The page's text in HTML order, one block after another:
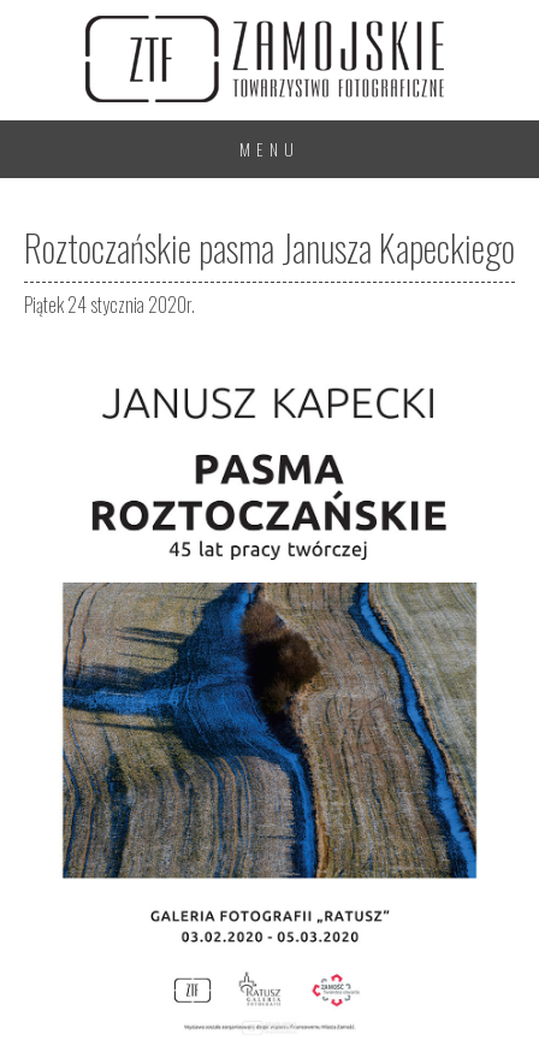
MENU
Roztoczańskie pasma Janusza Kapeckiego
Piątek 24 stycznia 2020r.